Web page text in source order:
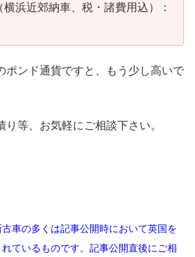
浜近郊納車、税・諸費用込）：
ポンド通貨ですと、もう少し高いで
等、お気軽にご相談下さい。
車の多くは記事公開時において英国を
ているものです。記事公開直後にご相